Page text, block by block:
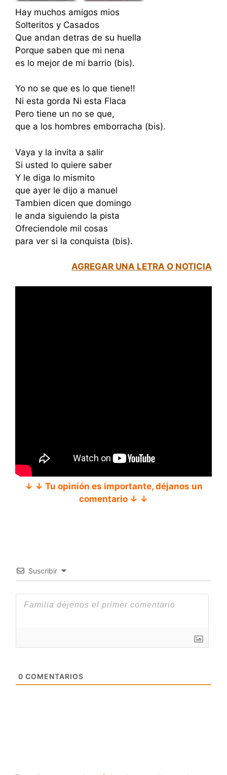
Hay muchos amigos mios
Solteritos y Casados
Que andan detras de su huella
Porque saben que mi nena
es lo mejor de mi barrio (bis).
Yo no se que es lo que tiene!!
Ni esta gorda Ni esta Flaca
Pero tiene un no se que,
que a los hombres emborracha (bis).
Vaya y la invita a salir
Si usted lo quiere saber
Y le diga lo mismito
que ayer le dijo a manuel
Tambien dicen que domingo
le anda siguiendo la pista
Ofreciendole mil cosas
para ver si la conquista (bis).
AGREGAR UNA LETRA O NOTICIA
↓ ↓ Tu opinión es importante, déjanos un
comentario ↓ ↓
Suscribir
0 COMENTARIOS